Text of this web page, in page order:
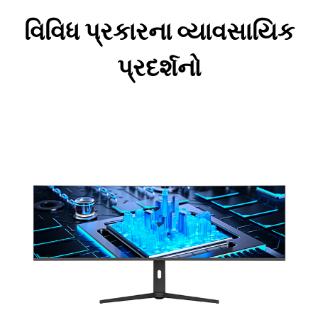
વિવિધ પ્રકારના વ્યાવસાયિક
પ્રદર્શનો